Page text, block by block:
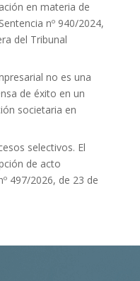
en materia de
nº 940/2024,
del Tribunal
no es una
de éxito en un
societaria en
selectivos. El
de acto
497/2026, de 23 de